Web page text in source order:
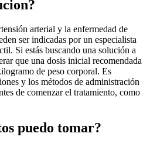
arterial y la enfermedad de
ser indicadas por un especialista
Si estás buscando una solución a
que una dosis inicial recomendada
de peso corporal. Es
y los métodos de administración
de comenzar el tratamiento, como
puedo tomar?